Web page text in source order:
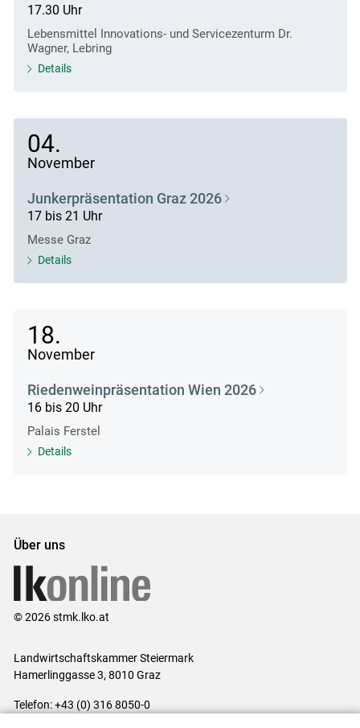
17.30 Uhr
Lebensmittel Innovations- und Servicezenturm Dr.
Wagner, Lebring
Details
04.
November
Junkerpräsentation Graz 2026
17 bis 21 Uhr
Messe Graz
Details
18.
November
Riedenweinpräsentation Wien 2026
16 bis 20 Uhr
Palais Ferstel
Details
Über uns
© 2026 stmk.lko.at
Landwirtschaftskammer Steiermark
Hamerlinggasse 3, 8010 Graz
Telefon: +43 (0) 316 8050-0